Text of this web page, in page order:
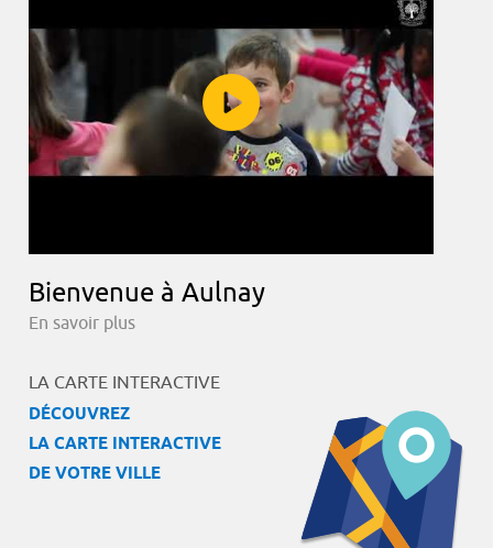
Bienvenue à Aulnay
En savoir plus
LA CARTE INTERACTIVE
DÉCOUVREZ
LA CARTE INTERACTIVE
DE VOTRE VILLE